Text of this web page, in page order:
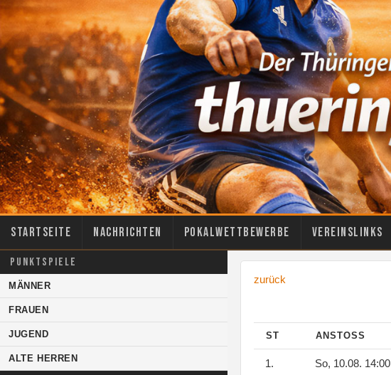
Startseite Nachrichten Pokalwettbewerbe Vereinslinks
PUNKTSPIELE
MÄNNER
FRAUEN
JUGEND
ALTE HERREN
zurück
ST ANSTOSS
1. So, 10.08. 14:00